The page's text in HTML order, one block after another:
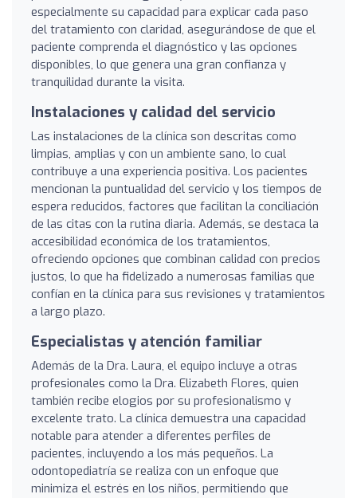
especialmente su capacidad para explicar cada paso
del tratamiento con claridad, asegurándose de que el
paciente comprenda el diagnóstico y las opciones
disponibles, lo que genera una gran confianza y
tranquilidad durante la visita.
Instalaciones y calidad del servicio
Las instalaciones de la clínica son descritas como
limpias, amplias y con un ambiente sano, lo cual
contribuye a una experiencia positiva. Los pacientes
mencionan la puntualidad del servicio y los tiempos de
espera reducidos, factores que facilitan la conciliación
de las citas con la rutina diaria. Además, se destaca la
accesibilidad económica de los tratamientos,
ofreciendo opciones que combinan calidad con precios
justos, lo que ha fidelizado a numerosas familias que
confían en la clínica para sus revisiones y tratamientos
a largo plazo.
Especialistas y atención familiar
Además de la Dra. Laura, el equipo incluye a otras
profesionales como la Dra. Elizabeth Flores, quien
también recibe elogios por su profesionalismo y
excelente trato. La clínica demuestra una capacidad
notable para atender a diferentes perfiles de
pacientes, incluyendo a los más pequeños. La
odontopediatría se realiza con un enfoque que
minimiza el estrés en los niños, permitiendo que